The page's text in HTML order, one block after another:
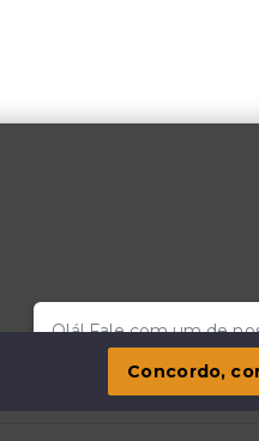
Olá! Fale com um de
Concordo,